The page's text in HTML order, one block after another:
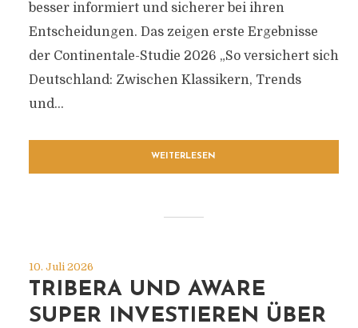
besser informiert und sicherer bei ihren
Entscheidungen. Das zeigen erste Ergebnisse
der Continentale-Studie 2026 „So versichert sich
Deutschland: Zwischen Klassikern, Trends
und...
WEITERLESEN
10. Juli 2026
TRIBERA UND AWARE
SUPER INVESTIEREN ÜBER